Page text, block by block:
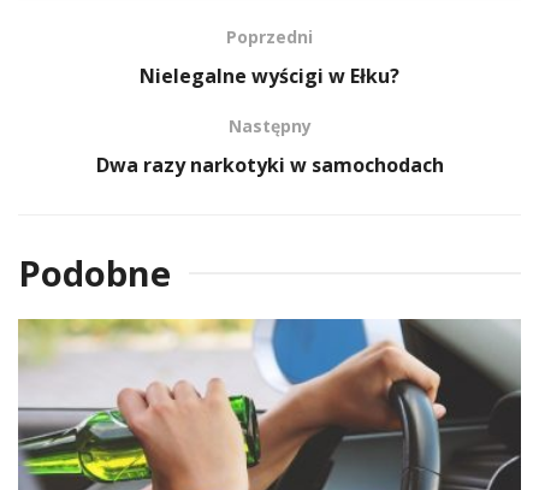
Poprzedni
Nielegalne wyścigi w Ełku?
Następny
Dwa razy narkotyki w samochodach
Podobne